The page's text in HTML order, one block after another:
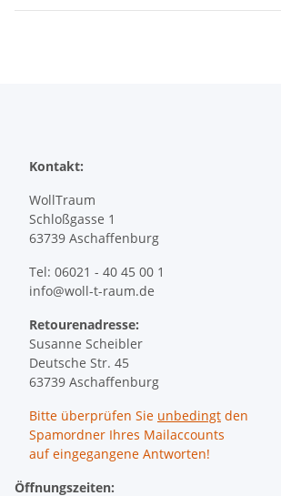
Kontakt:
WollTraum
Schloßgasse 1
63739 Aschaffenburg
Tel: 06021 - 40 45 00 1
info@woll-t-raum.de
Retourenadresse:
Susanne Scheibler
Deutsche Str. 45
63739 Aschaffenburg
Bitte überprüfen Sie unbedingt den
Spamordner Ihres Mailaccounts
auf eingegangene Antworten!
Öffnungszeiten: